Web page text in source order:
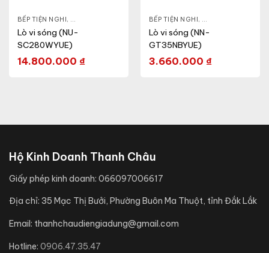
BẾP TIỆN NGHI, GIA DỤNG KHỎE & ĐẸP ,LÒ VI SÓNG
Lò vi sóng (NU-
SC280WYUE)
14.800.000 ₫
BẾP TIỆN NGHI, GIA DỤNG KHỎE &
Lò vi sóng (NN-
GT35NBYUE)
3.660.000 ₫
,LÒ VI SÓNG
Hộ Kinh Doanh Thanh Châu
Giấy phép kinh doanh: 066097006617
Địa chỉ: 35 Mạc Thị Bưởi, Phường Buôn Ma Thuột, tỉnh Đắk Lắk
Email: thanhchaudiengiadung@gmail.com
Hotline: 0906.47.35.47